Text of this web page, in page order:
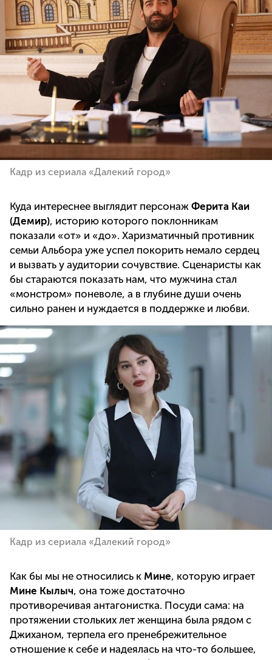
Кадр из сериала «Далекий город»
Куда интереснее выглядит персонаж Ферита Каи
(Демир), историю которого поклонникам
показали «от» и «до». Харизматичный противник
семьи Альбора уже успел покорить немало сердец
и вызвать у аудитории сочувствие. Сценаристы как
бы стараются показать нам, что мужчина стал
«монстром» поневоле, а в глубине души очень
сильно ранен и нуждается в поддержке и любви.
Кадр из сериала «Далекий город»
Как бы мы не относились к Мине, которую играет
Мине Кылыч, она тоже достаточно
противоречивая антагонистка. Посуди сама: на
протяжении стольких лет женщина была рядом с
Джиханом, терпела его пренебрежительное
отношение к себе и надеялась на что-то большее,